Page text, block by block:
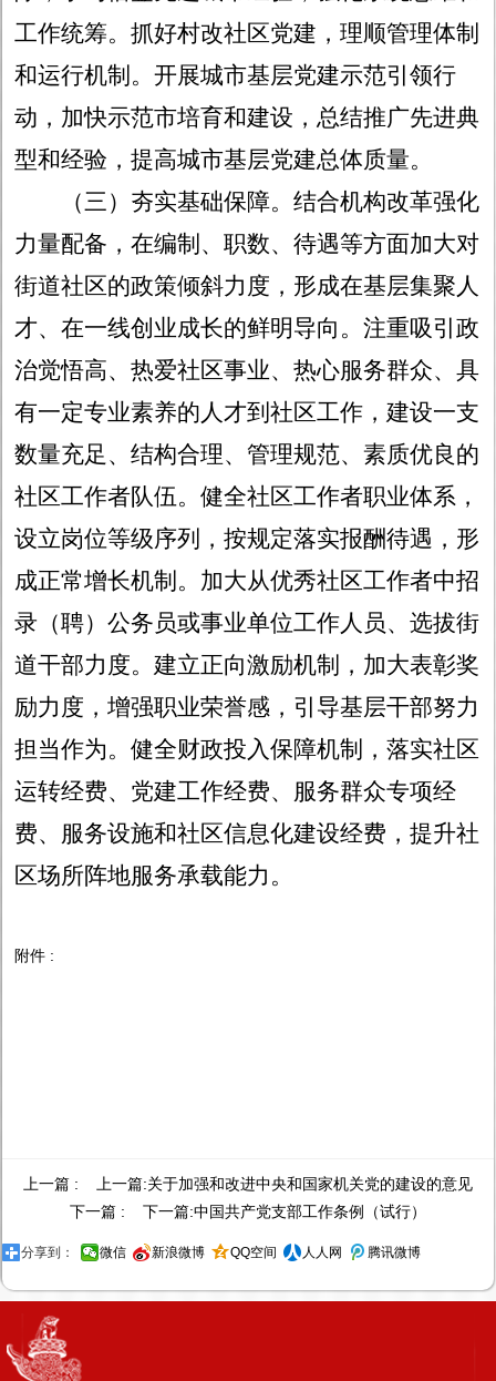
工作统筹。抓好村改社区党建，理顺管理体制
和运行机制。开展城市基层党建示范引领行
动，加快示范市培育和建设，总结推广先进典
型和经验，提高城市基层党建总体质量。
（三）夯实基础保障。结合机构改革强化
力量配备，在编制、职数、待遇等方面加大对
街道社区的政策倾斜力度，形成在基层集聚人
才、在一线创业成长的鲜明导向。注重吸引政
治觉悟高、热爱社区事业、热心服务群众、具
有一定专业素养的人才到社区工作，建设一支
数量充足、结构合理、管理规范、素质优良的
社区工作者队伍。健全社区工作者职业体系，
设立岗位等级序列，按规定落实报酬待遇，形
成正常增长机制。加大从优秀社区工作者中招
录（聘）公务员或事业单位工作人员、选拔街
道干部力度。建立正向激励机制，加大表彰奖
励力度，增强职业荣誉感，引导基层干部努力
担当作为。健全财政投入保障机制，落实社区
运转经费、党建工作经费、服务群众专项经
费、服务设施和社区信息化建设经费，提升社
区场所阵地服务承载能力。
附件 :
上一篇 : 上一篇:关于加强和改进中央和国家机关党的建设的意见
下一篇 : 下一篇:中国共产党支部工作条例（试行）
分享到： 微信 新浪微博 QQ空间 人人网 腾讯微博